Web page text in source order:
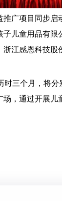
广项目同步
儿童用品有
江感恩科技
时三个月，将
，通过开展